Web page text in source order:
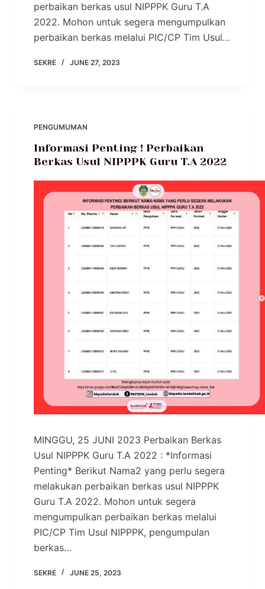
perbaikan berkas usul NIPPPK Guru T.A
2022. Mohon untuk segera mengumpulkan
perbaikan berkas melalui PIC/CP Tim Usul…
SEKRE JUNE 27, 2023
PENGUMUMAN
Informasi Penting ! Perbaikan
Berkas Usul NIPPPK Guru T.A 2022
MINGGU, 25 JUNI 2023 Perbaikan Berkas
Usul NIPPPK Guru T.A 2022 : *Informasi
Penting* Berikut Nama2 yang perlu segera
melakukan perbaikan berkas usul NIPPPK
Guru T.A 2022. Mohon untuk segera
mengumpulkan perbaikan berkas melalui
PIC/CP Tim Usul NIPPPK, pengumpulan
berkas…
SEKRE JUNE 25, 2023